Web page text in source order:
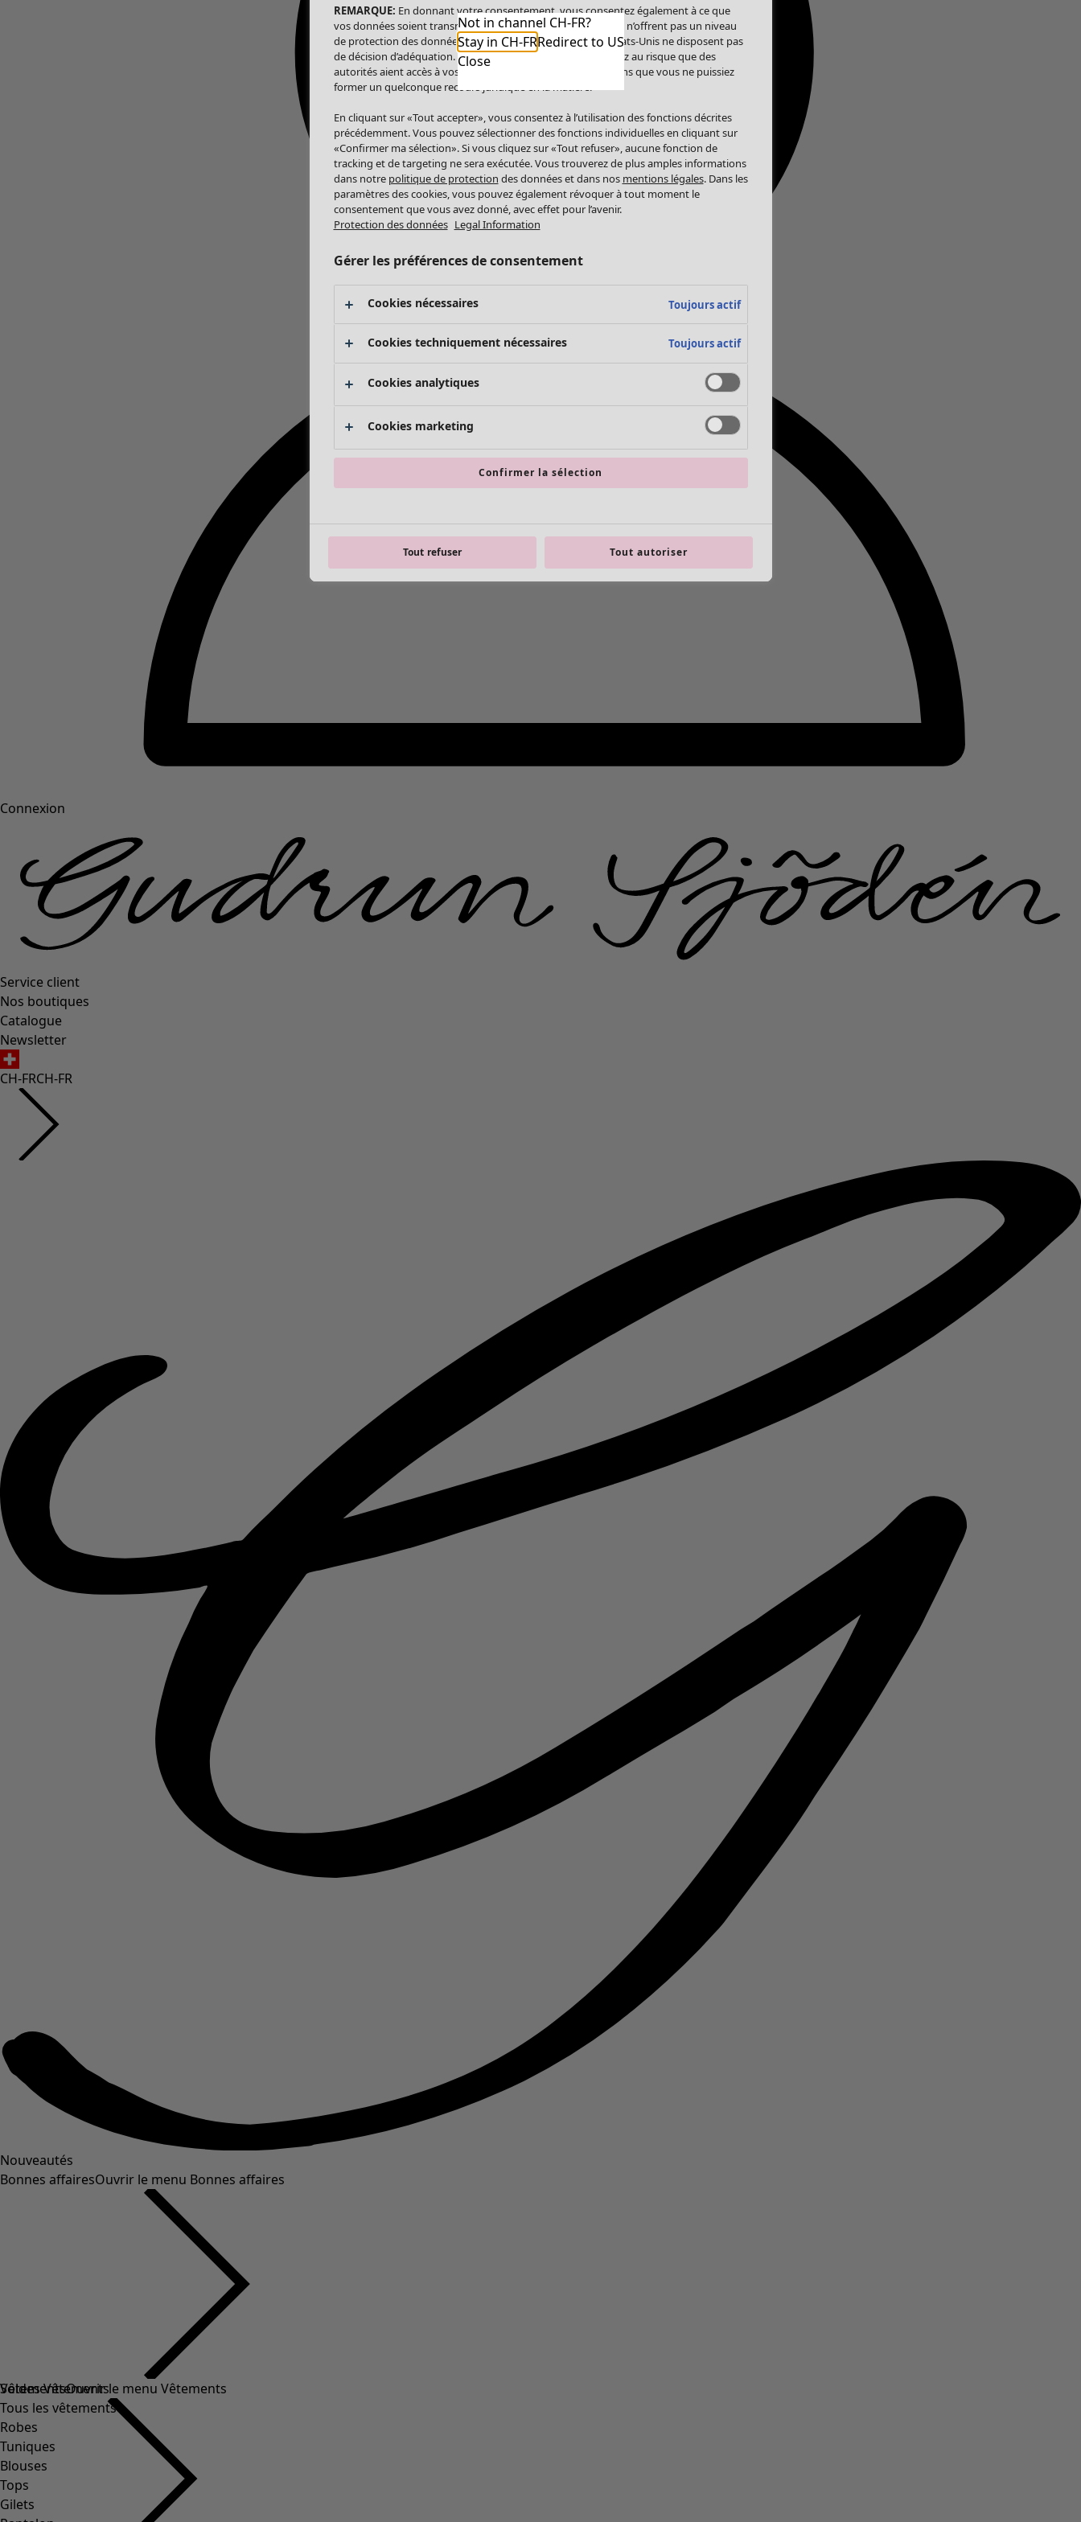
Connexion
Service client
Nos boutiques
Catalogue
Newsletter
CH-FRCH-FR
Nouveautés
Bonnes affairesOuvrir le menu Bonnes affaires
Soldes Vêtements
Tous les vêtements
Robes
Tuniques
Blouses
Tops
Gilets
VêtementsOuvrir le menu Vêtements
Not in channel CH-FR?
Stay in CH-FRRedirect to US
Close
REMARQUE: En donnant votre consentement, vous consentez également à ce que
vos données soient transmises aux États-Unis. Les États-Unis n’offrent pas un niveau
de protection des données comparable à celui de l’UE. Les États-Unis ne disposent pas
de décision d’adéquation. Par conséquent, vous vous exposez au risque que des
autorités aient accès à vos données à caractère personnel sans que vous ne puissiez
former un quelconque recours juridique en la matière.
En cliquant sur «Tout accepter», vous consentez à l’utilisation des fonctions décrites
précédemment. Vous pouvez sélectionner des fonctions individuelles en cliquant sur
«Confirmer ma sélection». Si vous cliquez sur «Tout refuser», aucune fonction de
tracking et de targeting ne sera exécutée. Vous trouverez de plus amples informations
dans notre politique de protection des données et dans nos mentions légales. Dans les
paramètres des cookies, vous pouvez également révoquer à tout moment le
consentement que vous avez donné, avec effet pour l’avenir.
Protection des données Legal Information
Gérer les préférences de consentement
Cookies nécessaires Toujours actif
Cookies techniquement nécessaires Toujours actif
Cookies analytiques
Cookies marketing
Confirmer la sélection
Tout refuser Tout autoriser